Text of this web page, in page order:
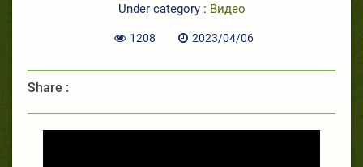
Under category : Видео
1208 2023/04/06
Share :